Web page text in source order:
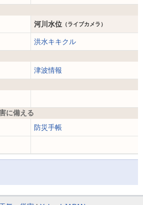
河川水位 （ライブカメラ）
洪水キキクル
津波情報
に備える
防災手帳